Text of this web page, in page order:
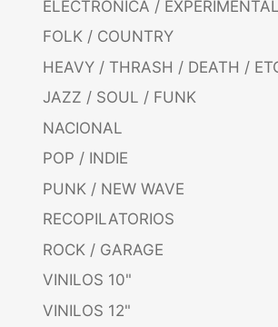
ELECTRÓNICA /
FOLK / COUNTRY
HEAVY / THRASH / DEATH /
JAZZ / SOUL / FUNK
NACIONAL
POP / INDIE
PUNK / NEW WAVE
RECOPILATORIOS
ROCK / GARAGE
VINILOS 10"
VINILOS 12"